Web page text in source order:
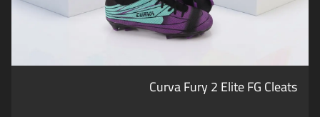
Curva Fury 2 Elite FG Cleats